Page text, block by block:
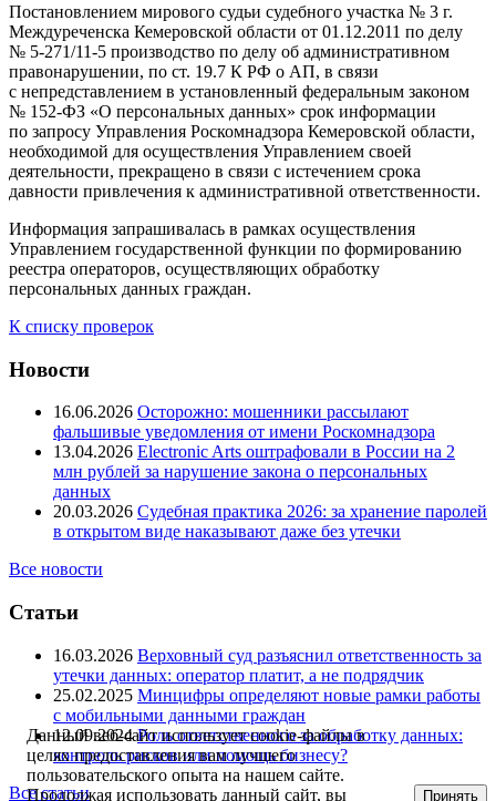
Постановлением мирового судьи судебного участка № 3 г.
Междуреченска Кемеровской области от 01.12.2011 по делу
№ 5-271/11-5 производство по делу об административном
правонарушении, по ст. 19.7 К РФ о АП, в связи
с непредставлением в установленный федеральным законом
№ 152-ФЗ «О персональных данных» срок информации
по запросу Управления Роскомнадзора Кемеровской области,
необходимой для осуществления Управлением своей
деятельности, прекращено в связи с истечением срока
давности привлечения к административной ответственности.
Информация запрашивалась в рамках осуществления
Управлением государственной функции по формированию
реестра операторов, осуществляющих обработку
персональных данных граждан.
К списку проверок
Новости
16.06.2026 Осторожно: мошенники рассылают
фальшивые уведомления от имени Роскомнадзора
13.04.2026 Electronic Arts оштрафовали в России на 2
млн рублей за нарушение закона о персональных
данных
20.03.2026 Судебная практика 2026: за хранение паролей
в открытом виде наказывают даже без утечки
Все новости
Статьи
16.03.2026 Верховный суд разъяснил ответственность за
утечки данных: оператор платит, а не подрядчик
25.02.2025 Минцифры определяют новые рамки работы
с мобильными данными граждан
12.09.2024 Роль ответственного за обработку данных:
контроль рисков или помощь бизнесу?
Все статьи
Данный веб-сайт использует cookie-файлы в
целях предоставления вам лучшего
пользовательского опыта на нашем сайте.
Продолжая использовать данный сайт, вы
Принять